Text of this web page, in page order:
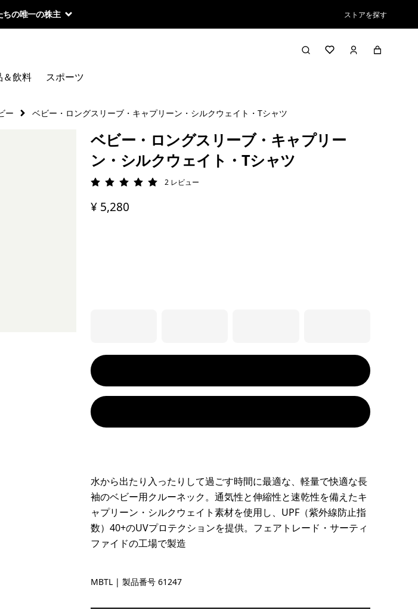
ちの唯一の株主 ストアを探す
＆飲料 スポーツ
ー ベビー・ロングスリーブ・キャプリーン・シルクウェイト・Tシャツ
ベビー・ロングスリーブ・キャプリー
ン・シルクウェイト・Tシャツ
評価: 5 / 5 2 レビュー
¥ 5,280
水から出たり入ったりして過ごす時間に最適な、軽量で快適な長
袖のベビー用クルーネック。通気性と伸縮性と速乾性を備えたキ
ャプリーン・シルクウェイト素材を使用し、UPF（紫外線防止指
数）40+のUVプロテクションを提供。フェアトレード・サーティ
ファイドの工場で製造
Mother Rays Band: Early Teal
MBTL | 製品番号 61247